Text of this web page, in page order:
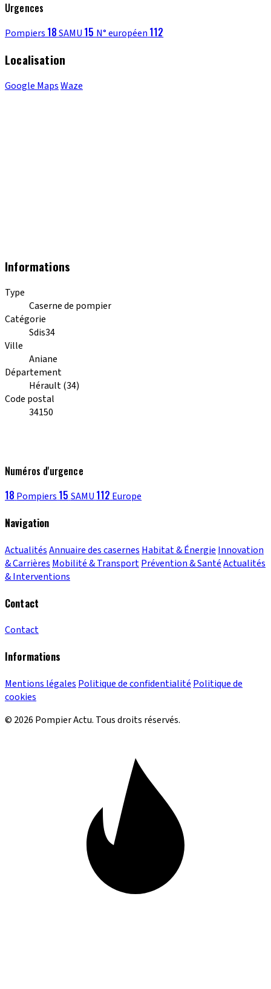
Urgences
Pompiers 18SAMU 15 N° européen 112
Localisation
Google MapsWaze
Informations
Type
Caserne de pompier
Catégorie
Sdis34
Ville
Aniane
Département
Hérault (34)
Code postal
34150
Numéros d'urgence
18 Pompiers 15 SAMU 112 Europe
Navigation
ActualitésAnnuaire des casernes Habitat & Énergie Innovation
& Carrières Mobilité & TransportPrévention & SantéActualités
& Interventions
Contact
Contact
Informations
Mentions légales Politique de confidentialité Politique de
cookies
© 2026 Pompier Actu. Tous droits réservés.